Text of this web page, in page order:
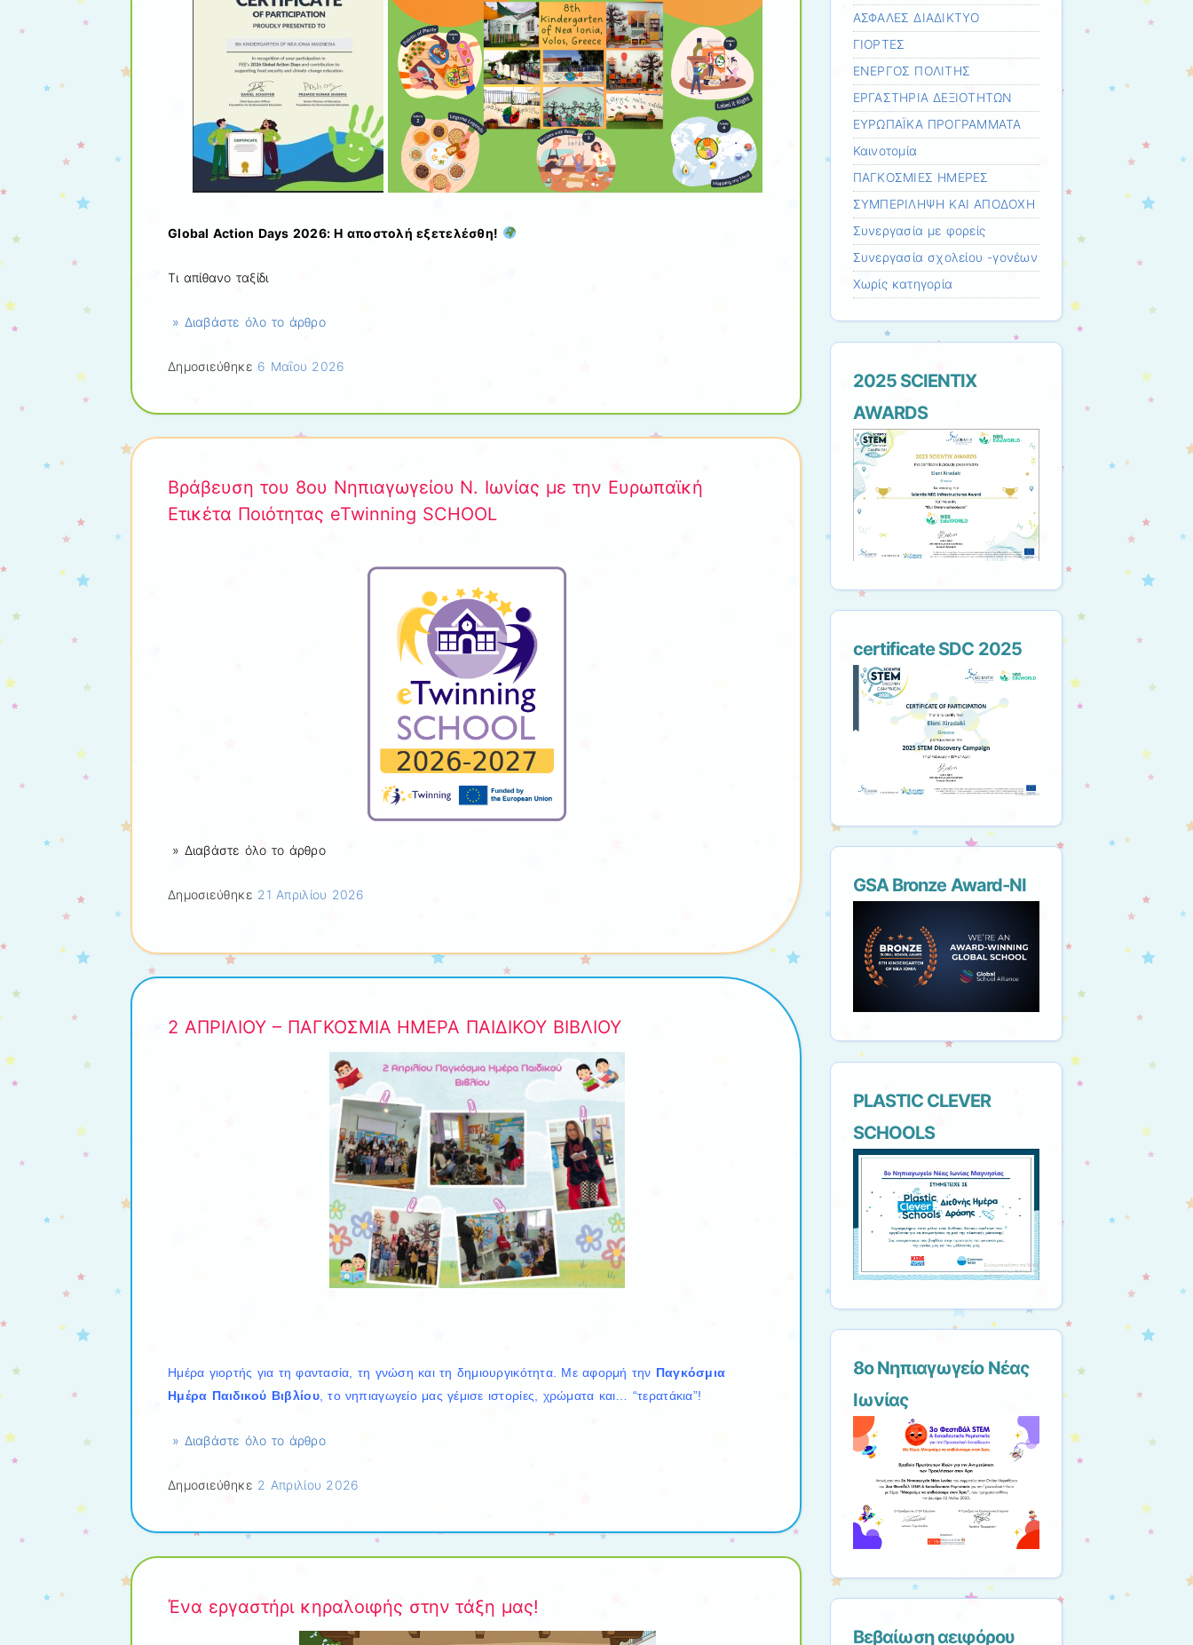
Global Action Days 2026: Η αποστολή εξετελέσθη!
Τι απίθανο ταξίδι
» Διαβάστε όλο το άρθρο
Δημοσιεύθηκε 6 Μαΐου 2026
Βράβευση του 8ου Νηπιαγωγείου Ν. Ιωνίας με την Ευρωπαϊκή
Ετικέτα Ποιότητας eTwinning SCHOOL
» Διαβάστε όλο το άρθρο
Δημοσιεύθηκε 21 Απριλίου 2026
2 ΑΠΡΙΛΙΟΥ – ΠΑΓΚΟΣΜΙΑ ΗΜΕΡΑ ΠΑΙΔΙΚΟΥ ΒΙΒΛΙΟΥ
Ημέρα γιορτής για τη φαντασία, τη γνώση και τη δημιουργικότητα. Με αφορμή την Παγκόσμια
Ημέρα Παιδικού Βιβλίου, το νηπιαγωγείο μας γέμισε ιστορίες, χρώματα και… “τερατάκια”!
» Διαβάστε όλο το άρθρο
Δημοσιεύθηκε 2 Απριλίου 2026
Ένα εργαστήρι κηραλοιφής στην τάξη μας!
ΑΣΦΑΛΕΣ ΔΙΑΔΙΚΤΥΟ
ΓΙΟΡΤΕΣ
ΕΝΕΡΓΟΣ ΠΟΛΙΤΗΣ
ΕΡΓΑΣΤΗΡΙΑ ΔΕΞΙΟΤΗΤΩΝ
ΕΥΡΩΠΑΪΚΑ ΠΡΟΓΡΑΜΜΑΤΑ
Καινοτομία
ΠΑΓΚΟΣΜΙΕΣ ΗΜΕΡΕΣ
ΣΥΜΠΕΡΙΛΗΨΗ ΚΑΙ ΑΠΟΔΟΧΗ
Συνεργασία με φορείς
Συνεργασία σχολείου -γονέων
Χωρίς κατηγορία
2025 SCIENTIX
AWARDS
certificate SDC 2025
GSA Bronze Award-NI
PLASTIC CLEVER
SCHOOLS
8ο Νηπιαγωγείο Νέας
Ιωνίας
Βεβαίωση αειφόρου